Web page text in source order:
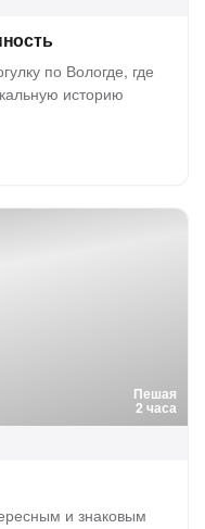
по Вологде, где
историю
Пешая
2 часа
и знаковым